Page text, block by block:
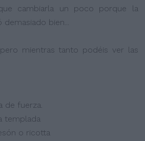
cambiarla un poco porque la
bien...
mientras tanto podéis ver las
fuerza.
o ricotta